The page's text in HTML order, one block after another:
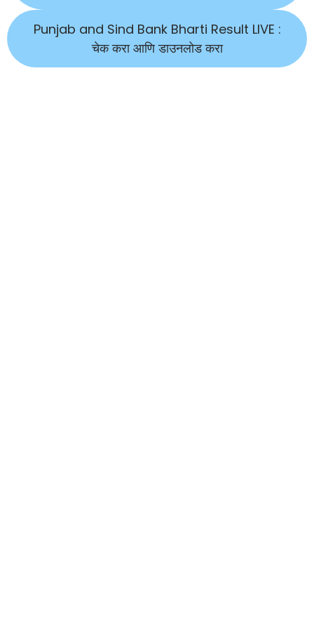
Punjab and Sind Bank Bharti Result LIVE :
चेक करा आणि डाउनलोड करा